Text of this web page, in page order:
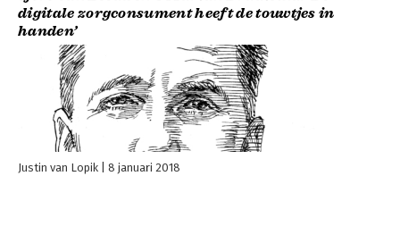
digitale zorgconsument heeft de touwtjes in
handen’
Justin van Lopik 8 januari 2018